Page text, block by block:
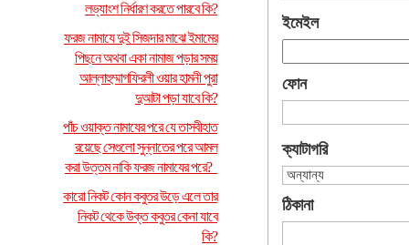
লভ্যাংশ নির্ধারণ করতে পারবে কি?
ফরজ নামাযে দুই সিজদার মাঝে ইমামের
পিছনে অথবা একা নামাজ পড়ার সময়
আল্লাহুম্মাগফিরলী ওয়ার হামনী পুরা
দুআটা পড়া যাবে কি?
পাঁচ ওয়াক্ত নামাযের পরে যে তাসবীহাত
রয়েছে সেগুলো সুন্নাতের পরে আমল
করা উত্তম নাকি ফরজ নামাযের পরে?
কারো নিকট কোন কবুতর উড়ে এলে তার
নিকট থেকে উক্ত কবুতর কেনা যাবে
কি?
ইমেইল
ফোন
ক্যাটাগরি
ঠিকানা